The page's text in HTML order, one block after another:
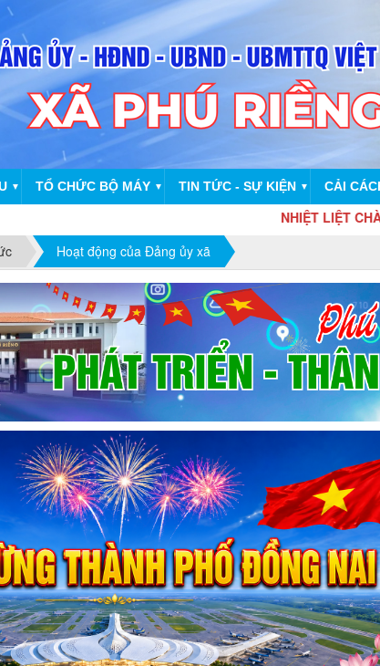
▼ TỔ CHỨC BỘ MÁY ▼ TIN TỨC - SỰ KIỆN ▼ CẢI
NHIỆT LIỆT CHÀO MỪNG
Hoạt động của Đảng ủy xã